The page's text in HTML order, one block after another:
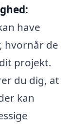
have
hvornår de
projekt.
du dig, at
kan